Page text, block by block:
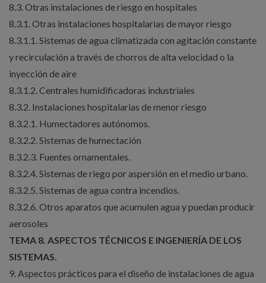
8.3. Otras instalaciones de riesgo en hospitales
8.3.1. Otras instalaciones hospitalarias de mayor riesgo
8.3.1.1. Sistemas de agua climatizada con agitación constante
y recirculación a través de chorros de alta velocidad o la
inyección de aire
8.3.1.2. Centrales humidificadoras industriales
8.3.2. Instalaciones hospitalarias de menor riesgo
8.3.2.1. Humectadores autónomos.
8.3.2.2. Sistemas de humectación
8.3.2.3. Fuentes ornamentales.
8.3.2.4. Sistemas de riego por aspersión en el medio urbano.
8.3.2.5. Sistemas de agua contra incendios.
8.3.2.6. Otros aparatos que acumulen agua y puedan producir
aerosoles
TEMA 8. ASPECTOS TÉCNICOS E INGENIERÍA DE LOS
SISTEMAS.
9. Aspectos prácticos para el diseño de instalaciones de agua